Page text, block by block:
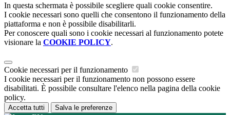
In questa schermata è possibile scegliere quali cookie consentire.
I cookie necessari sono quelli che consentono il funzionamento della
piattaforma e non è possibile disabilitarli.
Per conoscere quali sono i cookie necessari al funzionamento potete
visionare la COOKIE POLICY.
Cookie necessari per il funzionamento
I cookie necessari per il funzionamento non possono essere
disabilitati. È possibile consultare l'elenco nella pagina della cookie
policy.
Accetta tutti Salva le preferenze